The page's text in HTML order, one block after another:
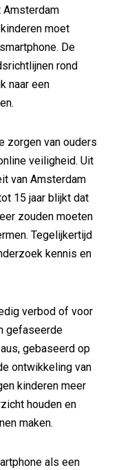
Amsterdam
moet
De
rond
naar een
zorgen van ouders
veiligheid. Uit
van Amsterdam
15 jaar blijkt dat
zouden moeten
Tegelijkertijd
kennis en
verbod of voor
gefaseerde
gebaseerd op
ontwikkeling van
kinderen meer
houden en
maken.
als een